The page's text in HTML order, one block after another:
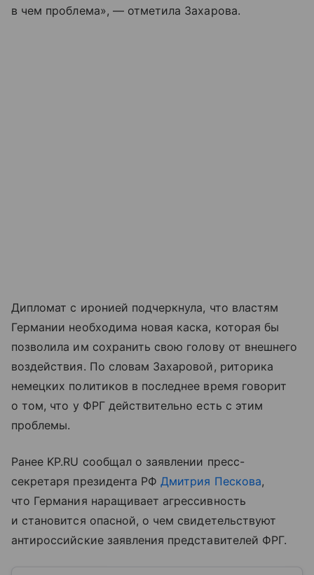
в чем проблема», — отметила Захарова.
Дипломат с иронией подчеркнула, что властям
Германии необходима новая каска, которая бы
позволила им сохранить свою голову от внешнего
воздействия. По словам Захаровой, риторика
немецких политиков в последнее время говорит
о том, что у ФРГ действительно есть с этим
проблемы.
Ранее KP.RU сообщал о заявлении пресс-
секретаря президента РФ Дмитрия Пескова,
что Германия наращивает агрессивность
и становится опасной, о чем свидетельствуют
антироссийские заявления представителей ФРГ.